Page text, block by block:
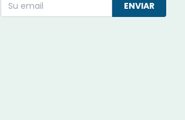
ENVIAR